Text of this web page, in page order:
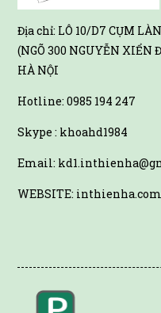
Địa chỉ: LÔ 10/D7 CỤM
(NGÕ 300 NGUYỄN XIỂN
HÀ NỘI
Hotline: 0985 194 247
Skype : khoahd1984
Email:
WEBSITE: inthienha.com